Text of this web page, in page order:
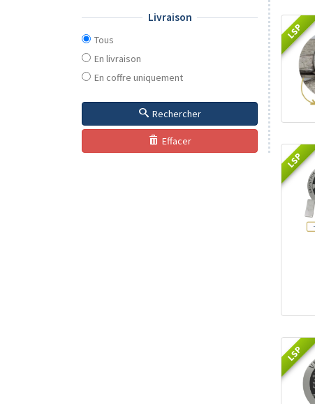
Livraison
Tous
En livraison
En coffre uniquement
Rechercher
Effacer
LSP
LSP
LSP